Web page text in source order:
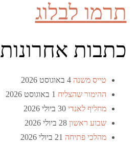
תרמו לבלוג
כתבות אחרונות
טייס משנה 4 באוגוסט 2026
ההימור שהצליח 1 באוגוסט 2026
מחליף לאנדי 30 ביולי 2026
שבוע ראשון 28 ביולי 2026
מהלכי פתיחה 21 ביולי 2026